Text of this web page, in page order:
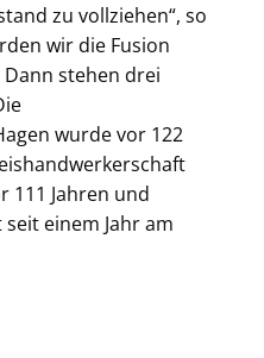
zu vollziehen“, so
wir die Fusion
stehen drei
wurde vor 122
111 Jahren und
einem Jahr am